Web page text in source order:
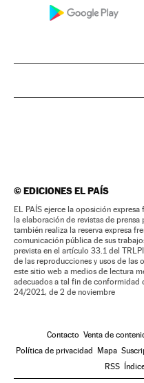
©EDICIONES EL PAÍS
EL PAÍS ejerce la oposición
la elaboración de revistas de
también realiza la reserva expresa
comunicación pública de sus
prevista en el artículo 33.1 del
de las reproducciones y usos de las
este sitio web a medios de lectura
adecuados a tal fin de conformidad
24/2021, de 2 de noviembre
Contacto Venta de
Política de privacidad
Mapa
RSS